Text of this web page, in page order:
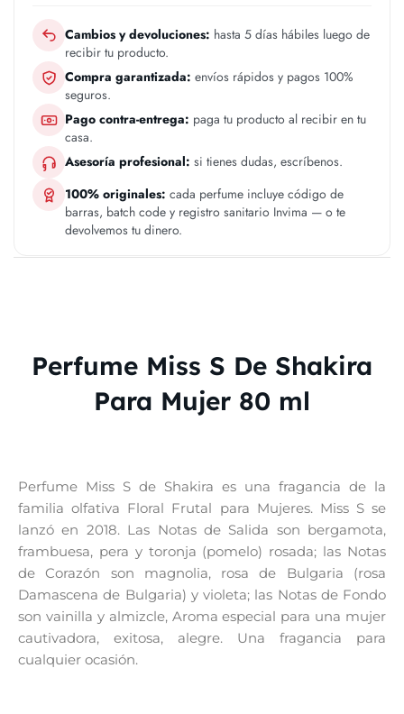
Cambios y devoluciones: hasta 5 días hábiles luego de
recibir tu producto.
Compra garantizada: envíos rápidos y pagos 100%
seguros.
Pago contra-entrega: paga tu producto al recibir en tu
casa.
Asesoría profesional: si tienes dudas, escríbenos.
100% originales: cada perfume incluye código de
barras, batch code y registro sanitario Invima — o te
devolvemos tu dinero.
Perfume Miss S De Shakira
Para Mujer 80 ml
Perfume Miss S de Shakira es una fragancia de la
familia olfativa Floral Frutal para Mujeres. Miss S se
lanzó en 2018. Las Notas de Salida son bergamota,
frambuesa, pera y toronja (pomelo) rosada; las Notas
de Corazón son magnolia, rosa de Bulgaria (rosa
Damascena de Bulgaria) y violeta; las Notas de Fondo
son vainilla y almizcle, Aroma especial para una mujer
cautivadora, exitosa, alegre. Una fragancia para
cualquier ocasión.